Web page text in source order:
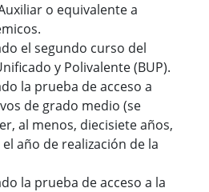
o equivalente a
el segundo curso del
y Polivalente (BUP).
la prueba de acceso a
de grado medio (se
al menos, diecisiete años,
año de realización de la
la prueba de acceso a la